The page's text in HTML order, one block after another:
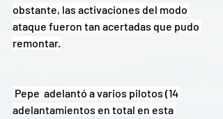
obstante, las activaciones del modo
ataque fueron tan acertadas que pudo
remontar.
adelantamientos en total en esta